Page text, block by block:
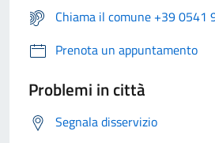
Chiama il comune +39 0541
Prenota un appuntamento
Problemi in città
Segnala disservizio